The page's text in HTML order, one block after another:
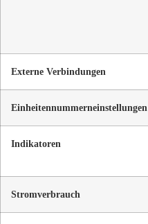
Externe Verbindungen
Einheitennummerneinstellungen
Indikatoren
Stromverbrauch